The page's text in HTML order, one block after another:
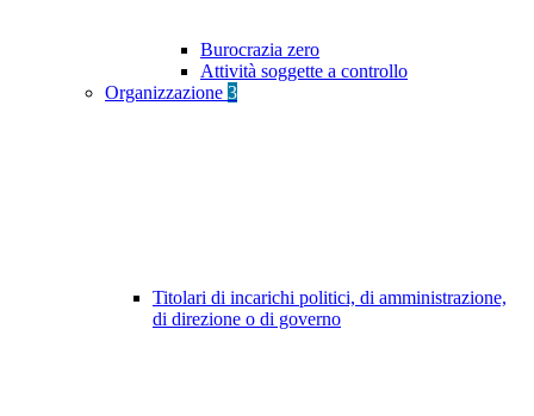
Burocrazia zero
Attività soggette a controllo
Organizzazione 3
Titolari di incarichi politici, di amministrazione,
di direzione o di governo